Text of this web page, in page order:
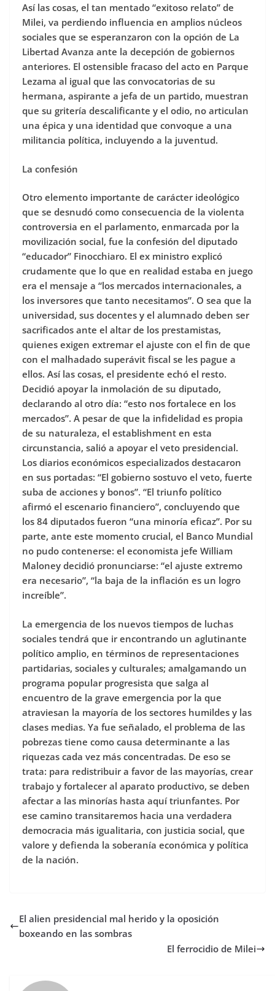
Así las cosas, el tan mentado “exitoso relato” de
Milei, va perdiendo influencia en amplios núcleos
sociales que se esperanzaron con la opción de La
Libertad Avanza ante la decepción de gobiernos
anteriores. El ostensible fracaso del acto en Parque
Lezama al igual que las convocatorias de su
hermana, aspirante a jefa de un partido, muestran
que su gritería descalificante y el odio, no articulan
una épica y una identidad que convoque a una
militancia política, incluyendo a la juventud.
La confesión
Otro elemento importante de carácter ideológico
que se desnudó como consecuencia de la violenta
controversia en el parlamento, enmarcada por la
movilización social, fue la confesión del diputado
“educador” Finocchiaro. El ex ministro explicó
crudamente que lo que en realidad estaba en juego
era el mensaje a “los mercados internacionales, a
los inversores que tanto necesitamos”. O sea que la
universidad, sus docentes y el alumnado deben ser
sacrificados ante el altar de los prestamistas,
quienes exigen extremar el ajuste con el fin de que
con el malhadado superávit fiscal se les pague a
ellos. Así las cosas, el presidente echó el resto.
Decidió apoyar la inmolación de su diputado,
declarando al otro día: “esto nos fortalece en los
mercados”. A pesar de que la infidelidad es propia
de su naturaleza, el establishment en esta
circunstancia, salió a apoyar el veto presidencial.
Los diarios económicos especializados destacaron
en sus portadas: “El gobierno sostuvo el veto, fuerte
suba de acciones y bonos”. “El triunfo político
afirmó el escenario financiero”, concluyendo que
los 84 diputados fueron “una minoría eficaz”. Por su
parte, ante este momento crucial, el Banco Mundial
no pudo contenerse: el economista jefe William
Maloney decidió pronunciarse: “el ajuste extremo
era necesario”, “la baja de la inflación es un logro
increíble”.
La emergencia de los nuevos tiempos de luchas
sociales tendrá que ir encontrando un aglutinante
político amplio, en términos de representaciones
partidarias, sociales y culturales; amalgamando un
programa popular progresista que salga al
encuentro de la grave emergencia por la que
atraviesan la mayoría de los sectores humildes y las
clases medias. Ya fue señalado, el problema de las
pobrezas tiene como causa determinante a las
riquezas cada vez más concentradas. De eso se
trata: para redistribuir a favor de las mayorías, crear
trabajo y fortalecer al aparato productivo, se deben
afectar a las minorías hasta aquí triunfantes. Por
ese camino transitaremos hacia una verdadera
democracia más igualitaria, con justicia social, que
valore y defienda la soberanía económica y política
de la nación.
El alien presidencial mal herido y la oposición
boxeando en las sombras
El ferrocidio de Milei